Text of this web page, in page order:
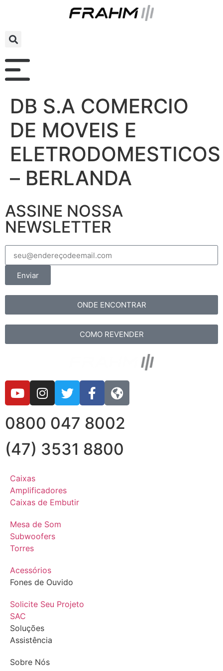
DB S.A COMERCIO
DE MOVEIS E
ELETRODOMESTICOS
– BERLANDA
ASSINE NOSSA
NEWSLETTER
Enviar
ONDE ENCONTRAR
COMO REVENDER
0800 047 8002
(47) 3531 8800
Caixas
Amplificadores
Caixas de Embutir
Mesa de Som
Subwoofers
Torres
Acessórios
Fones de Ouvido
Solicite Seu Projeto
SAC
Soluções
Assistência
Sobre Nós